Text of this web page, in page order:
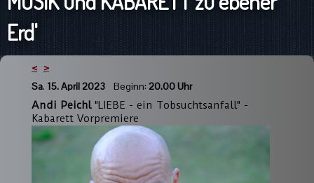
Erd'
< >
Sa. 15. April 2023 Beginn: 20.00 Uhr
Andi Peichl "LIEBE - ein Tobsuchtsanfall" -
Kabarett Vorpremiere